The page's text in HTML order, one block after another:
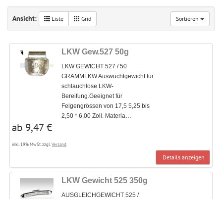
Ansicht: Liste Grid Sortieren
LKW Gew.527 50g
LKW GEWICHT 527 / 50
GRAMMLKW Auswuchtgewicht für
schlauchlose LKW-
Bereifung.Geeignet für
Felgengrössen von 17,5 5,25 bis
2,50 * 6,00 Zoll. Materia…
ab 9,47 €
inkl. 19% MwSt. zzgl.Versand
Details anzeigen
LKW Gewicht 525 350g
AUSGLEICHGEWICHT 525 /